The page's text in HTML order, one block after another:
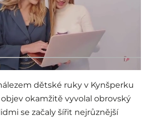
dětské ruky v Kynšperku
okamžitě vyvolal obrovský
se začaly šířit nejrůznější